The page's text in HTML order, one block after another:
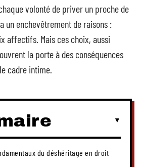
volonté de priver un proche de
un enchevêtrement de raisons :
affectifs. Mais ces choix, aussi
la porte à des conséquences
cadre intime.
du déshéritage en droit